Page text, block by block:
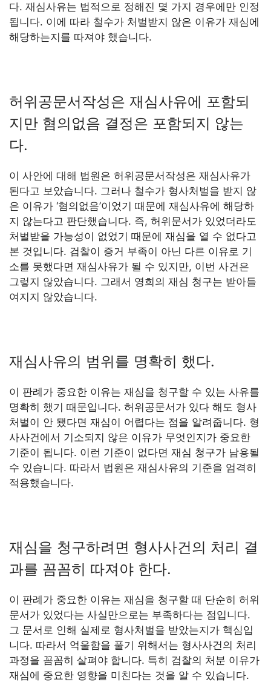
다. 재심사유는 법적으로 정해진 몇 가지 경우에만 인정
됩니다. 이에 따라 철수가 처벌받지 않은 이유가 재심에
해당하는지를 따져야 했습니다.
허위공문서작성은 재심사유에 포함되
지만 혐의없음 결정은 포함되지 않는
다.
이 사안에 대해 법원은 허위공문서작성은 재심사유가
된다고 보았습니다. 그러나 철수가 형사처벌을 받지 않
은 이유가 ‘혐의없음’이었기 때문에 재심사유에 해당하
지 않는다고 판단했습니다. 즉, 허위문서가 있었더라도
처벌받을 가능성이 없었기 때문에 재심을 열 수 없다고
본 것입니다. 검찰이 증거 부족이 아닌 다른 이유로 기
소를 못했다면 재심사유가 될 수 있지만, 이번 사건은
그렇지 않았습니다. 그래서 영희의 재심 청구는 받아들
여지지 않았습니다.
재심사유의 범위를 명확히 했다.
이 판례가 중요한 이유는 재심을 청구할 수 있는 사유를
명확히 했기 때문입니다. 허위공문서가 있다 해도 형사
처벌이 안 됐다면 재심이 어렵다는 점을 알려줍니다. 형
사사건에서 기소되지 않은 이유가 무엇인지가 중요한
기준이 됩니다. 이런 기준이 없다면 재심 청구가 남용될
수 있습니다. 따라서 법원은 재심사유의 기준을 엄격히
적용했습니다.
재심을 청구하려면 형사사건의 처리 결
과를 꼼꼼히 따져야 한다.
이 판례가 중요한 이유는 재심을 청구할 때 단순히 허위
문서가 있었다는 사실만으로는 부족하다는 점입니다.
그 문서로 인해 실제로 형사처벌을 받았는지가 핵심입
니다. 따라서 억울함을 풀기 위해서는 형사사건의 처리
과정을 꼼꼼히 살펴야 합니다. 특히 검찰의 처분 이유가
재심에 중요한 영향을 미친다는 것을 알 수 있습니다.